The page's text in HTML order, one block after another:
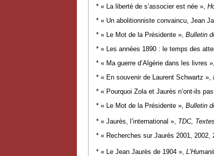
* « La liberté de s’associer est née »,
* « Un abolitionniste convaincu, Jean
* « Le Mot de la Présidente », Bulletin
* « Les années 1890 : le temps des
* « Ma guerre d’Algérie dans les livres »,
* « En souvenir de Laurent Schwartz »,
* « Pourquoi Zola et Jaurès n’ont-ils
* « Le Mot de la Présidente », Bulletin
* « Jaurès, l’international », TDC,
* « Recherches sur Jaurès 2001, 2002,
* « Le Jean Jaurès de 1904 »,